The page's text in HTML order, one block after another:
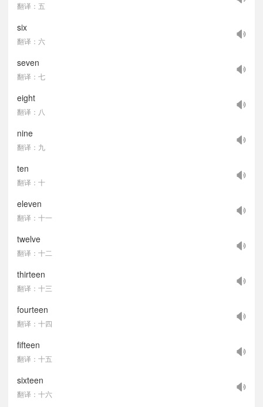
翻译：五
six
翻译：六
seven
翻译：七
eight
翻译：八
nine
翻译：九
ten
翻译：十
eleven
翻译：十一
twelve
翻译：十二
thirteen
翻译：十三
fourteen
翻译：十四
fifteen
翻译：十五
sixteen
翻译：十六